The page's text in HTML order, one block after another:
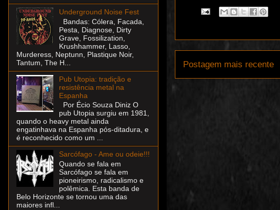
Postagem mais recente
Underground Noise Fest
Bandas: Cólera, Facada,
Pesta, Diagnose, Dirty
Grave, Fossilization,
Krushhammer, Lasso,
Murderess, Neptunn, Plastique Noir,
Tantum, The H...
Pub Utopia: tradição e
resistência metal na
Espanha
Por Écio Souza Diniz O
pub Utopia surgiu em 1981,
quando o heavy metal ainda
engatinhava na Espanha pós-ditadura, e
é reconhecido como um ...
Sarcófago - Ame ou odeie!!!
Quando se fala em
Sarcófago se fala em
pioneirismo, radicalismo e
polêmica. Esta banda de
Belo Horizonte se tornou uma das
maiores infl...